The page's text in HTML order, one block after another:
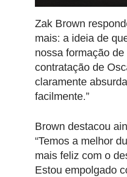
Zak Brown
mais: a ideia de
nossa formação
contratação de
claramente
facilmente.”
Brown destacou
“Temos a melhor
mais feliz com o
Estou empolgado